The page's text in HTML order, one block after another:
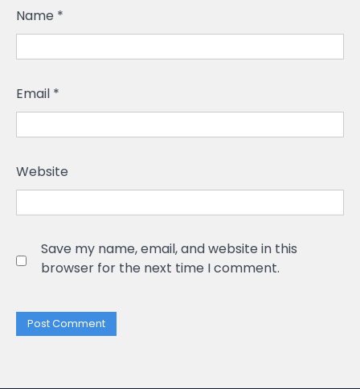
Name *
Email *
Website
Save my name, email, and website in this
browser for the next time I comment.